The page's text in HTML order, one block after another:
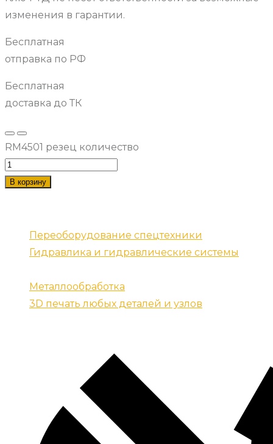
изменения в гарантии.
Бесплатная
отправка по РФ
Бесплатная
доставка до ТК
RM4501 резец количество
В корзину
Переоборудование спецтехники
Гидравлика и гидравлические системы
Металлообработка
3D печать любых деталей и узлов